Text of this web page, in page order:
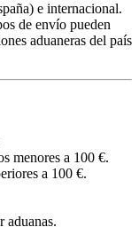
e internacional.
de envío pueden
aduaneras del país
menores a 100 €.
a 100 €.
aduanas.